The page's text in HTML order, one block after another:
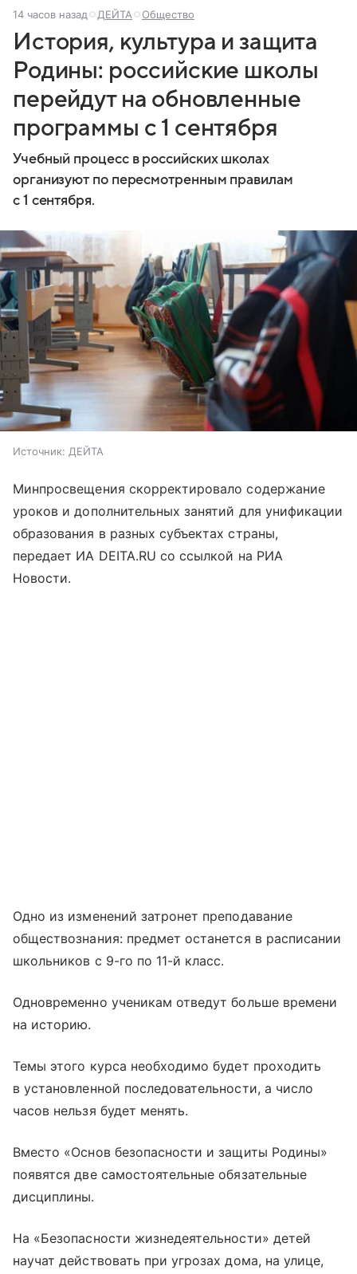
14 часов назад ДЕЙТА Общество
История, культура и защита
Родины: российские школы
перейдут на обновленные
программы с 1 сентября
Учебный процесс в российских школах
организуют по пересмотренным правилам
с 1 сентября.
Источник: ДЕЙТА
Минпросвещения скорректировало содержание
уроков и дополнительных занятий для унификации
образования в разных субъектах страны,
передает ИА DEITA.RU со ссылкой на РИА
Новости.
Одно из изменений затронет преподавание
обществознания: предмет останется в расписании
школьников с 9-го по 11-й класс.
Одновременно ученикам отведут больше времени
на историю.
Темы этого курса необходимо будет проходить
в установленной последовательности, а число
часов нельзя будет менять.
Вместо «Основ безопасности и защиты Родины»
появятся две самостоятельные обязательные
дисциплины.
На «Безопасности жизнедеятельности» детей
научат действовать при угрозах дома, на улице,